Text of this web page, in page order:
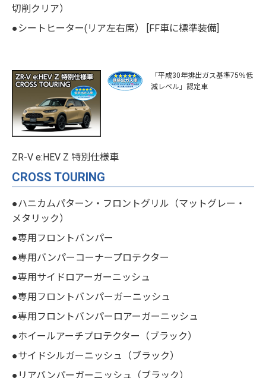
切削クリア）
●シートヒーター(リア左右席） [FF車に標準装備]
「平成30年排出ガス基準75％低
減レベル」認定車
ZR-V e:HEV Z 特別仕様車
CROSS TOURING
●ハニカムパターン・フロントグリル（マットグレー・
メタリック）
●専用フロントバンパー
●専用バンパーコーナープロテクター
●専用サイドロアーガーニッシュ
●専用フロントバンパーガーニッシュ
●専用フロントバンパーロアーガーニッシュ
●ホイールアーチプロテクター（ブラック）
●サイドシルガーニッシュ（ブラック）
●リアバンパーガーニッシュ（ブラック）